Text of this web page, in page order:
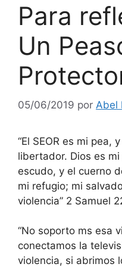
Para
Un
05/06/2019 por Abel
“El SEOR es mi pea,
libertador. Dios es
escudo, y el cuerno
mi refugio; mi
violencia” 2 Samuel
“No soporto ms esa
conectamos la
violencia, si abrimos